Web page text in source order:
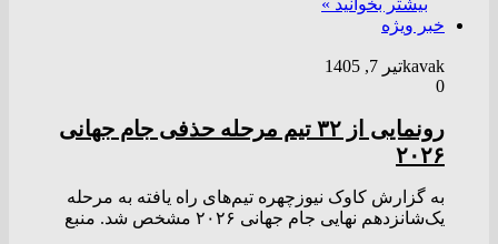
بیشتر بخوانید »
خبر ویژه
kavakتیر 7, 1405
0
رونمایی از ۳۲ تیم مرحله حذفی جام جهانی
۲۰۲۶
به گزارش کاوک نیوزچهره تیم‌های راه یافته به مرحله
یک‌شانزدهم نهایی جام جهانی ۲۰۲۶ مشخص شد. منبع